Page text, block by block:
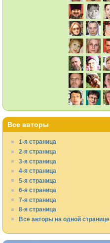
Все авторы
1-я страница
2-я страница
3-я страница
4-я страница
5-я страница
6-я страница
7-я страница
8-я страница
Все авторы на одной странице